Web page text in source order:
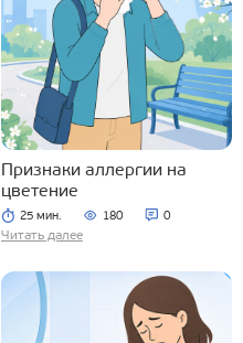
Признаки аллергии на
цветение
25 мин. 180 0
Читать далее